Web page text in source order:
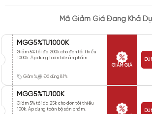
Mã Giảm Giá Đang Khả
MGG5%TU1000K
Giảm 5% tối đa 200k cho đơn tối thiểu
1000k. Áp dụng toàn bộ sản phẩm.
Giảm % Đã dùng 81%
GIẢM GIÁ
MGG5%TU100K
Giảm 5% tối đa 25k cho đơn tối thiểu
100k. Áp dụng toàn bộ sản phẩm.